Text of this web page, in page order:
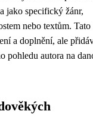
jako specifický žánr,
nebo textům. Tato
a doplnění, ale
pohledu autora na